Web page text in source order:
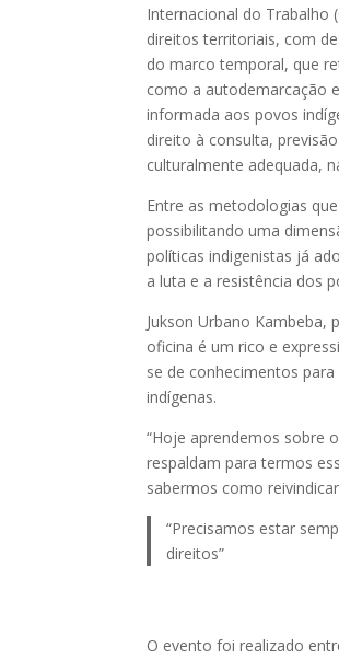
Internacional do Trabalho
direitos territoriais, com
do marco temporal, que
como a autodemarcação
informada aos povos
direito à consulta,
culturalmente adequada,
Entre as metodologias
possibilitando uma
políticas indigenistas já
a luta e a resistência dos
Jukson Urbano Kambeba,
oficina é um rico e
se de conhecimentos
indígenas.
“Hoje aprendemos sobre
respaldam para termos
sabermos como
“Precisamos estar
direitos”
O evento foi realizado